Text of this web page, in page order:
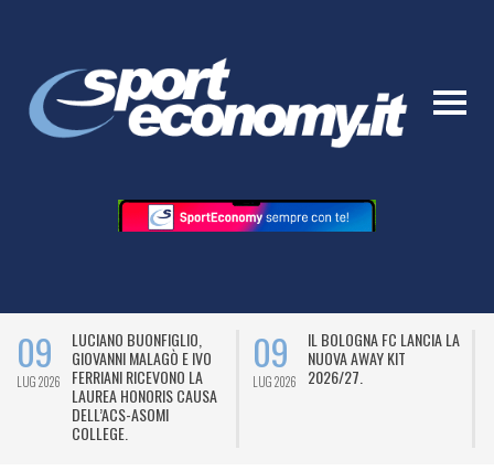
09
LUG 2026
LUCIANO BUONFIGLIO,
GIOVANNI MALAGÒ E IVO
FERRIANI RICEVONO LA
LAUREA HONORIS CAUSA
DELL’ACS-ASOMI
COLLEGE.
09
LUG 2026
IL BOLOGNA FC LANCIA LA
NUOVA AWAY KIT
2026/27.